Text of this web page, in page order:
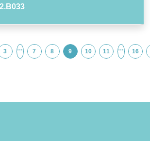
3 … 7 8 9 10 11 … 16